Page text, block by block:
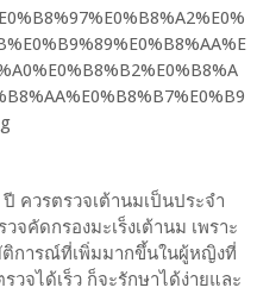
ควรตรวจเต้านมเป็นประจำ
คัดกรองมะเร็งเต้านม เพราะ
ติการณ์ที่เพิ่มมากขึ้นในผู้หญิงที่
วจได้เร็ว ก็จะรักษาได้ง่ายและ